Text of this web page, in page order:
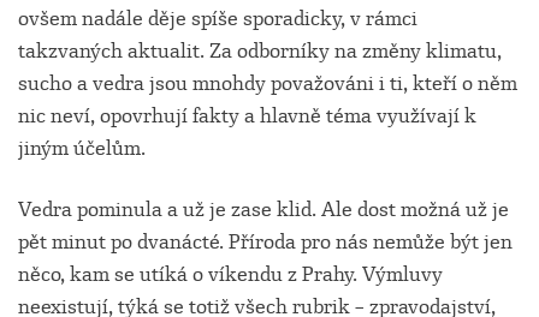
ovšem nadále děje spíše sporadicky, v rámci
takzvaných aktualit. Za odborníky na změny klimatu,
sucho a vedra jsou mnohdy považováni i ti, kteří o něm
nic neví, opovrhují fakty a hlavně téma využívají k
jiným účelům.
Vedra pominula a už je zase klid. Ale dost možná už je
pět minut po dvanácté. Příroda pro nás nemůže být jen
něco, kam se utíká o víkendu z Prahy. Výmluvy
neexistují, týká se totiž všech rubrik – zpravodajství,